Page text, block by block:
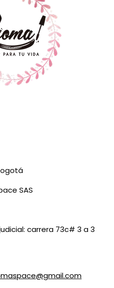
SAS
carrera 73c# 3 a 3